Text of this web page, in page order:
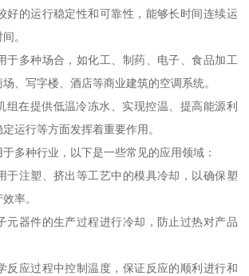
好的运行稳定性和可靠性，能够长时间连续运
。
于多种场合，如化工、制药、电子、食品加工
、写字楼、酒店等商业建筑的空调系统。
组在提供低温冷冻水、实现控温、提高能源利
运行等方面发挥着重要作用。
多种行业，以下是一些常见的应用领域：
于注塑、挤出等工艺中的模具冷却，以确保塑
率。
元器件的生产过程进行冷却，防止过热对产品
反应过程中控制温度，保证反应的顺利进行和